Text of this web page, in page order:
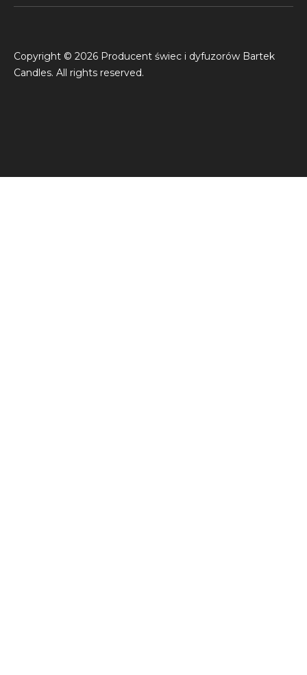
Copyright © 2026 Producent świec i dyfuzorów Bartek
Candles. All rights reserved.